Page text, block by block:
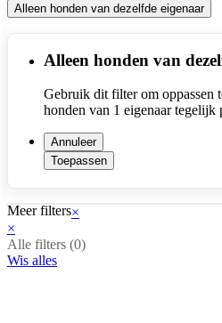
Alleen honden van dezelfde eigenaar
Alleen honden van
Gebruik dit filter om oppassen
honden van 1 eigenaar tegelijk
Annuleer
Toepassen
Meer filters×
×
Alle filters (0)
Wis alles